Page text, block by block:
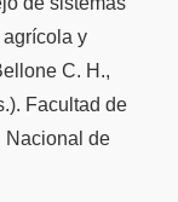
y
C. H.,
Facultad de
Nacional de